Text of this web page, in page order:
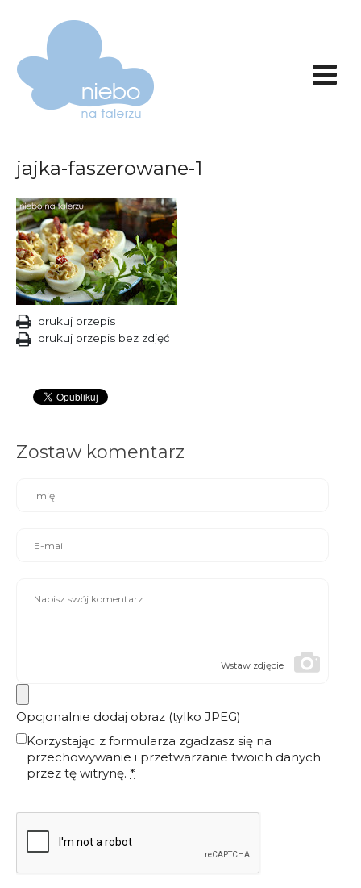
jajka-faszerowane-1
drukuj przepis
drukuj przepis bez zdjęć
Zostaw komentarz
Wstaw zdjęcie
Opcjonalnie dodaj obraz (tylko JPEG)
Korzystając z formularza zgadzasz się na
przechowywanie i przetwarzanie twoich danych
przez tę witrynę. *